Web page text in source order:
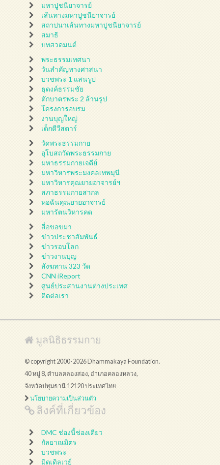
มหาปูชนียาจารย์
เส้นทางมหาปูชนียาจารย์
สถาปนาเส้นทางมหาปูชนียาจารย์
สมาธิ
บทสวดมนต์
พระธรรมเทศนา
วันสำคัญทางศาสนา
บวชพระ 1 แสนรูป
ธุดงค์ธรรมชัย
ตักบาตรพระ 2 ล้านรูป
โครงการอบรม
งานบุญใหญ่
เด็กดีวีสตาร์
วัดพระธรรมกาย
อุโบสถวัดพระธรรมกาย
มหาธรรมกายเจดีย์
มหาวิหารพระมงคลเทพมุนี
มหาวิหารคุณยายอาจารย์ฯ
สภาธรรมกายสากล
หอฉันคุณยายอาจารย์
มหารัตนวิหารคด
สื่อขอขมา
ข่าวประชาสัมพันธ์
ข่าวรอบโลก
ข่าวงานบุญ
สังฆทาน 323 วัด
CNN iReport
ศูนย์ประสานงานต่างประเทศ
ติดต่อเรา
มูลนิธิธรรมกาย
© copyright 2000-2026 Dhammakaya Foundation.
40 หมู่ 8, ตำบลคลองสอง, อำเภอคลองหลวง,
จังหวัดปทุมธานี 12120 ประเทศไทย
นโยบายความเป็นส่วนตัว
ลิงค์ที่เกี่ยวข้อง
DMC ช่องนี้ช่องเดียว
กัลยาณมิตร
บวชพระ
มิดเดิลเวย์